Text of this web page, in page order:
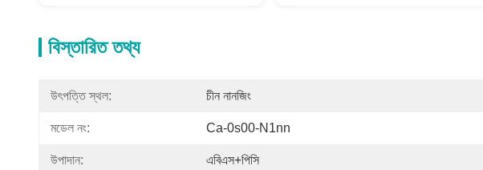
বিস্তারিত তথ্য
উৎপত্তি স্থল: চীন নানজিং
মডেল নং: Ca-0s00-N1nn
উপাদান: এবিএস+পিসি